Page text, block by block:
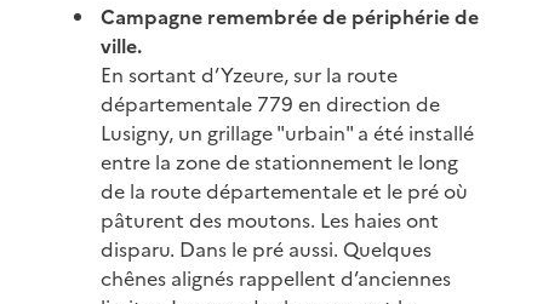
Campagne remembrée de périphérie de
ville.
En sortant d’Yzeure, sur la route
départementale 779 en direction de
Lusigny, un grillage "urbain" a été installé
entre la zone de stationnement le long
de la route départementale et le pré où
pâturent des moutons. Les haies ont
disparu. Dans le pré aussi. Quelques
chênes alignés rappellent d’anciennes